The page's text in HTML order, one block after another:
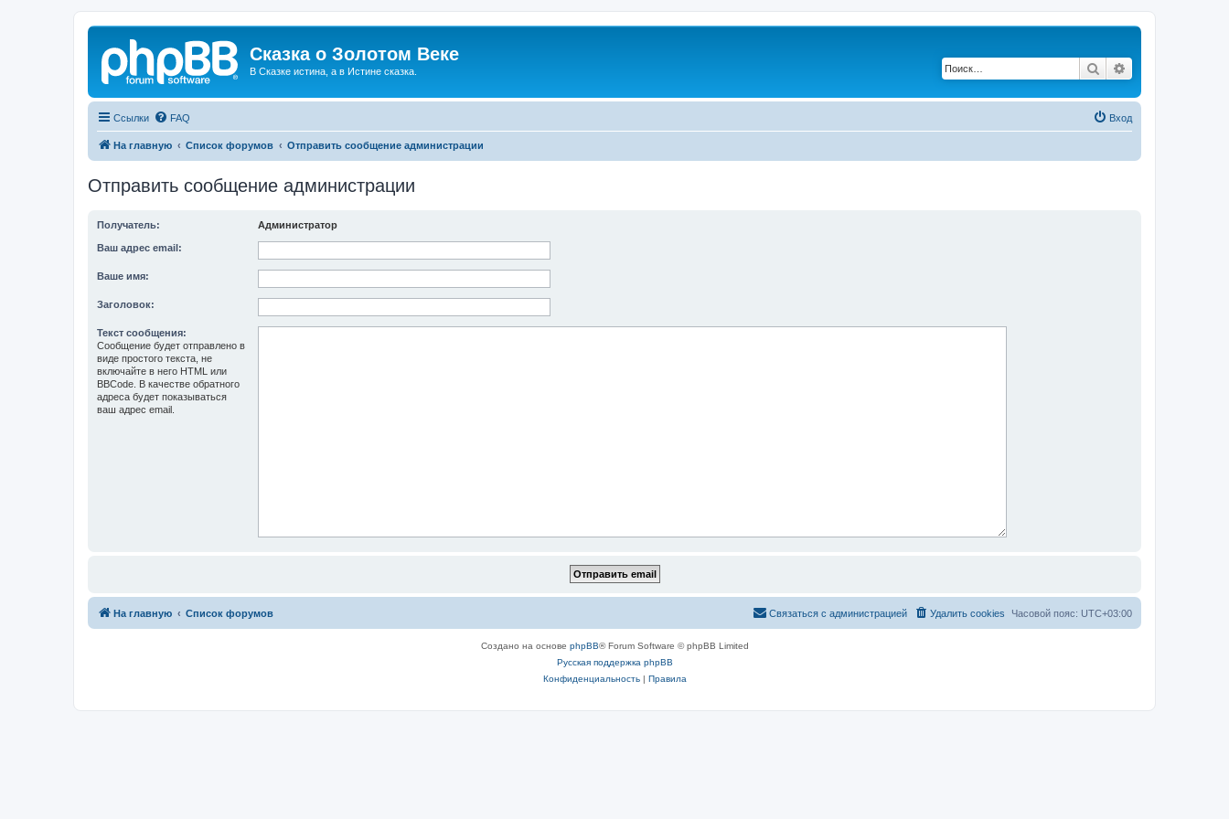
Сказка о Золотом Веке
В Сказке истина, а в Истине сказка. Поиск
Ссылки FAQ Вход
На главную Список форумов Отправить сообщение администрации
Отправить сообщение администрации
Получатель: Администратор
Ваш адрес email:
Ваше имя:
Заголовок:
Текст сообщения:
Сообщение будет отправлено в
виде простого текста, не
включайте в него HTML или
BBCode. В качестве обратного
адреса будет показываться
ваш адрес email.
На главную Список форумов Часовой пояс: UTC+03:00
Удалить cookies
Связаться с администрацией
Создано на основе phpBB® Forum Software © phpBB Limited
Русская поддержка phpBB
Конфиденциальность| Правила